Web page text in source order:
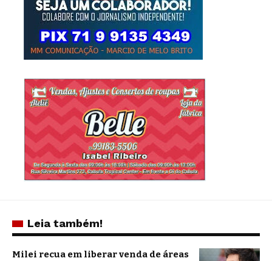
Leia também!
Milei recua em liberar venda de áreas